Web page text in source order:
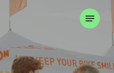
Menu
Close